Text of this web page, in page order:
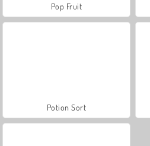
Pop Fruit
Potion Sort